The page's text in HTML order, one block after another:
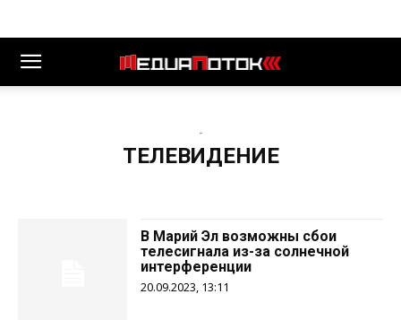
-
ТЕЛЕВИДЕНИЕ
В Марий Эл возможны сбои
телесигнала из-за солнечной
интерференции
20.09.2023, 13:11